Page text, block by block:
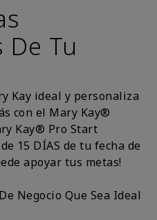
De Tu
Kay ideal y personaliza
con el Mary Kay®
Kay® Pro Start
15 DÍAS de tu fecha de
apoyar tus metas!
Negocio Que Sea Ideal